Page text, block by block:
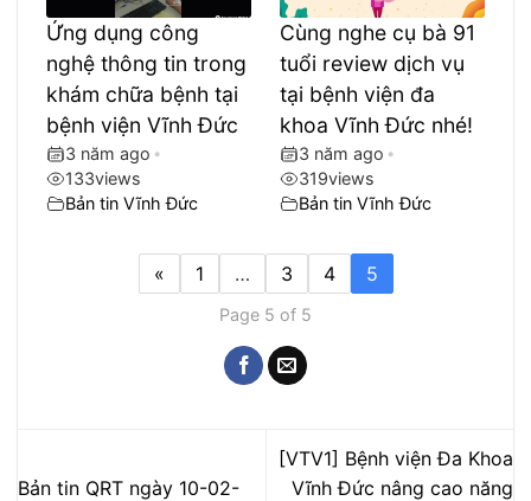
Ứng dụng công
nghệ thông tin trong
khám chữa bệnh tại
bệnh viện Vĩnh Đức
3 năm ago •
133views
Bản tin Vĩnh Đức
Cùng nghe cụ bà 91
tuổi review dịch vụ
tại bệnh viện đa
khoa Vĩnh Đức nhé!
3 năm ago •
319views
Bản tin Vĩnh Đức
« 1 … 3 4 5
Page 5 of 5
Bản tin QRT ngày 10-02-
[VTV1] Bệnh viện Đa Khoa
Vĩnh Đức nâng cao năng